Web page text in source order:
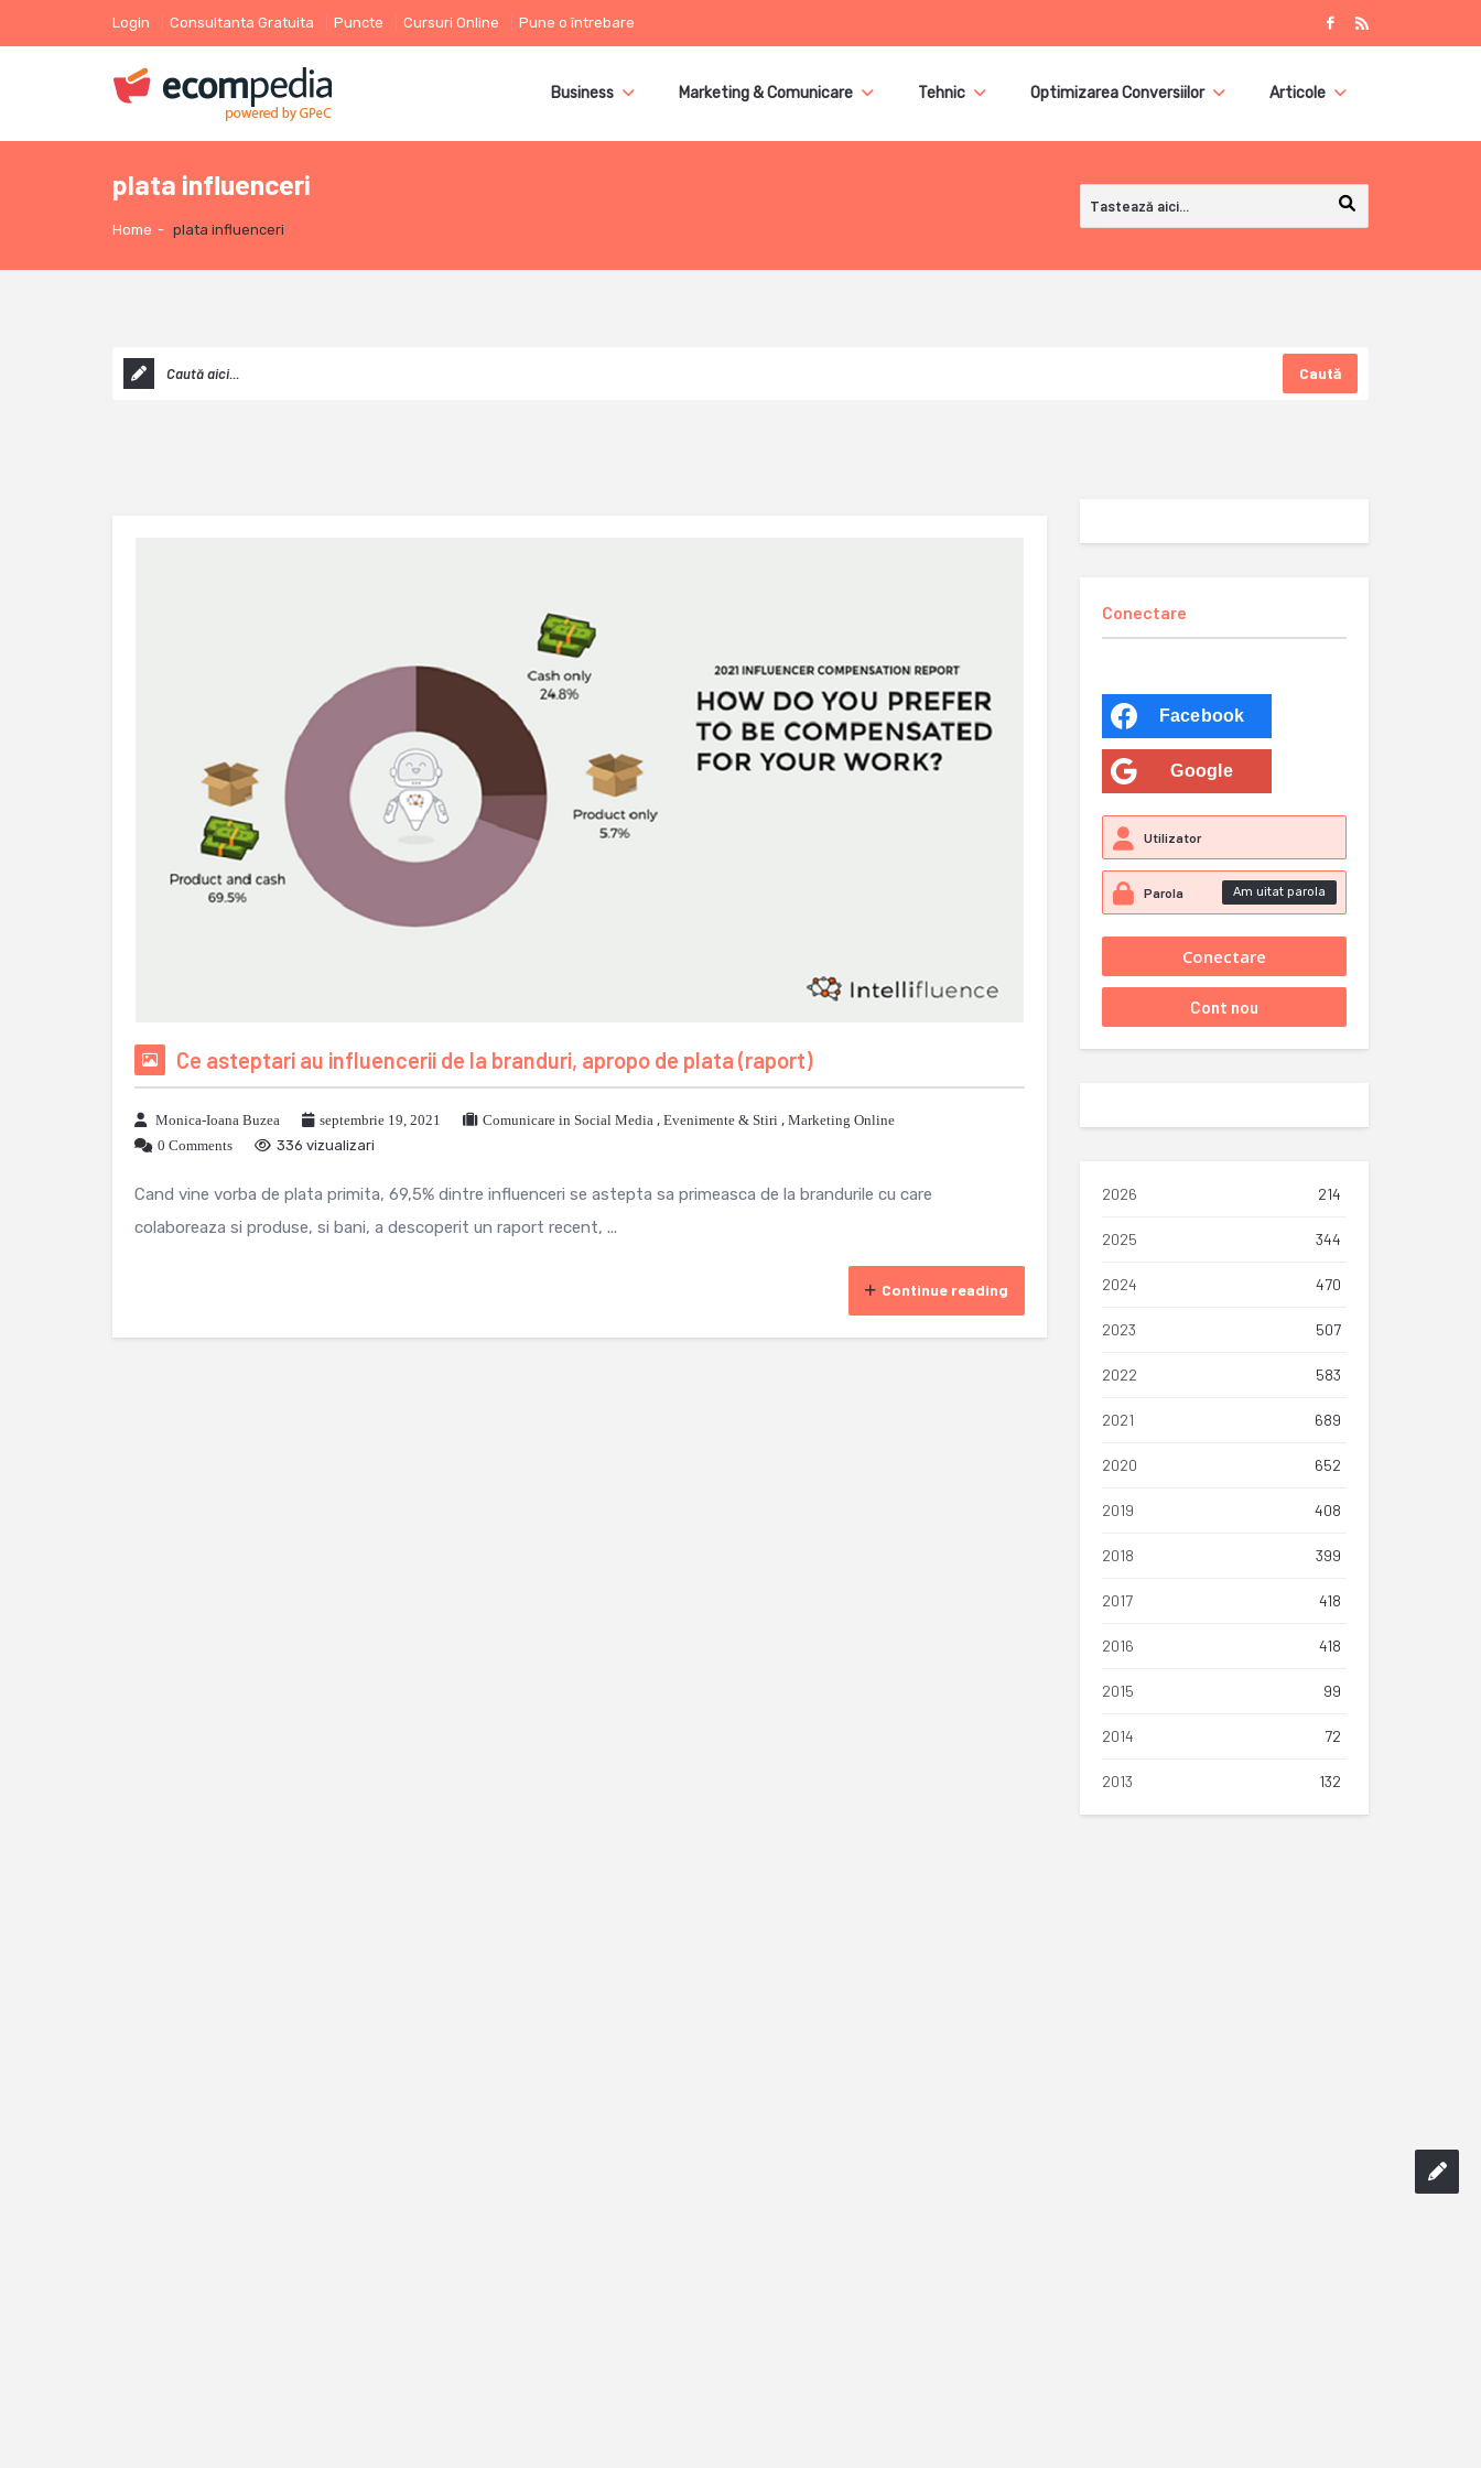
Login Consultanta Gratuita Puncte Cursuri Online Pune o întrebare
Business Marketing & Comunicare Tehnic Optimizarea Conversiilor Articole
plata influenceri
Home - plata influenceri
Caută
Ce asteptari au influencerii de la branduri, apropo de plata (raport)
Monica-Ioana Buzea septembrie 19, 2021 Comunicare in Social Media , Evenimente & Stiri , Marketing Online
0 Comments
336 vizualizari
Cand vine vorba de plata primita, 69,5% dintre influenceri se astepta sa primeasca de la brandurile cu care
colaboreaza si produse, si bani, a descoperit un raport recent, ...
Continue reading
Conectare
Facebook
Google
Am uitat parola
2026 214
2025 344
2024 470
2023 507
2022 583
2021 689
2020 652
2019 408
2018 399
2017 418
2016 418
2015 99
2014 72
2013 132